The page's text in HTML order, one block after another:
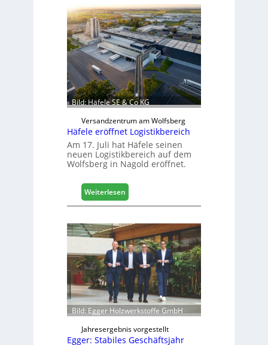
s
c
h
i
n
e
n
b
a
u
d
i
g
i
t
i
i
e
r
t
s
c
h
Bild: Häfele SE & Co KG
Versandzentrum am Wolfsberg
Häfele eröffnet Logistikbereich
Am 17. Juli hat Häfele seinen
neuen Logistikbereich auf dem
Wolfsberg in Nagold eröffnet.
Weiterlesen:
H
f
e
l
e
e
r
ö
f
f
n
e
Bild: Egger Holzwerkstoffe GmbH
Jahresergebnis vorgestellt
Egger: Stabiles Geschäftsjahr